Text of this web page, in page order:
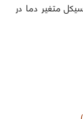
متغیر دما در